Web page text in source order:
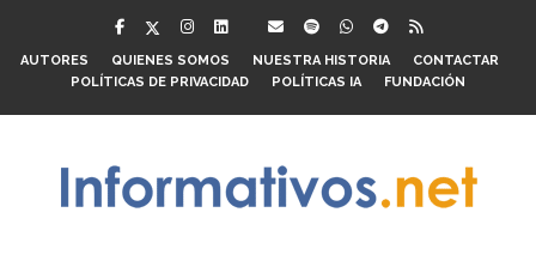
AUTORES QUIENES SOMOS NUESTRA HISTORIA
CONTACTAR
POLÍTICAS DE PRIVACIDAD
POLÍTICAS IA FUNDACIÓN